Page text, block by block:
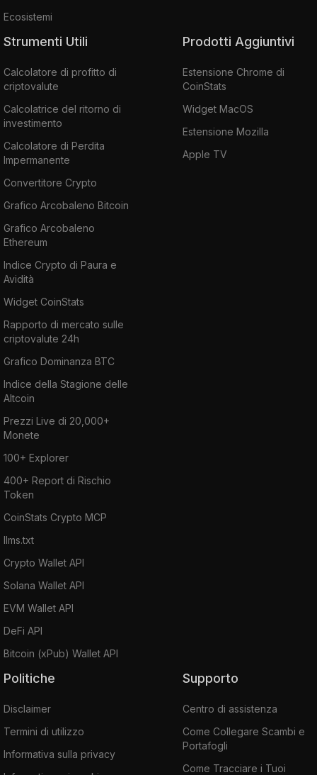
Ecosistemi
Strumenti Utili
Calcolatore di profitto di
criptovalute
Calcolatrice del ritorno di
investimento
Calcolatore di Perdita
Impermanente
Convertitore Crypto
Grafico Arcobaleno Bitcoin
Grafico Arcobaleno
Ethereum
Indice Crypto di Paura e
Avidità
Widget CoinStats
Rapporto di mercato sulle
criptovalute 24h
Grafico Dominanza BTC
Indice della Stagione delle
Altcoin
Prezzi Live di 20,000+
Monete
100+ Explorer
400+ Report di Rischio
Token
CoinStats Crypto MCP
llms.txt
Crypto Wallet API
Solana Wallet API
EVM Wallet API
DeFi API
Bitcoin (xPub) Wallet API
Prodotti Aggiuntivi
Estensione Chrome di
CoinStats
Widget MacOS
Estensione Mozilla
Apple TV
Politiche
Disclaimer
Termini di utilizzo
Informativa sulla privacy
Supporto
Centro di assistenza
Come Collegare Scambi e
Portafogli
Come Tracciare i Tuoi